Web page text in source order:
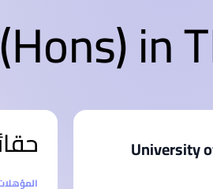
in
University